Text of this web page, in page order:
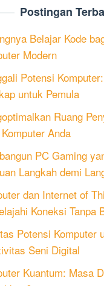
Postingan
Belajar Kode
Modern
Potensi
untuk Pemula
Ruang
Anda
PC Gaming
Langkah demi
dan Internet of
Koneksi Tanpa
Potensi Komputer
Seni Digital
Kuantum: Masa